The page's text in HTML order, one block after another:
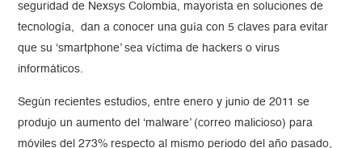
seguridad de Nexsys Colombia, mayorista en soluciones de
tecnología, dan a conocer una guía con 5 claves para evitar
que su ‘smartphone’ sea víctima de hackers o virus
informáticos.
Según recientes estudios, entre enero y junio de 2011 se
produjo un aumento del ‘malware’ (correo malicioso) para
móviles del 273% respecto al mismo periodo del año pasado,